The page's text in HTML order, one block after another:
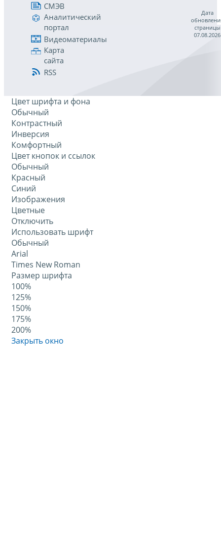
СМЭВ
Аналитический
портал
Видеоматериалы
Карта
сайта
RSS
Дата
страницы
07.08.2026
Цвет шрифта и фона
Обычный
Контрастный
Инверсия
Комфортный
Цвет кнопок и ссылок
Обычный
Красный
Синий
Изображения
Цветные
Отключить
Использовать шрифт
Обычный
Arial
Times New Roman
Размер шрифта
100%
125%
150%
175%
200%
Закрыть окно